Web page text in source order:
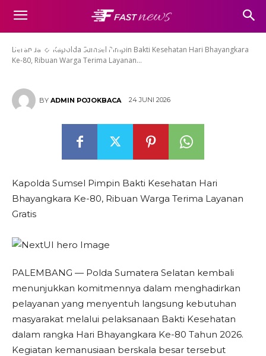
Beranda
Kapolda Sumsel Pimpin Bakti Kesehatan Hari Bhayangkara
Ke-80, Ribuan Warga Terima Layanan...
Kesehatan Hari Bhayangkara
Ke-80, Ribuan Warga Terima
Layanan Gratis
BY ADMIN POJOKBACA 24 JUNI 2026
Kapolda Sumsel Pimpin Bakti Kesehatan Hari
Bhayangkara Ke-80, Ribuan Warga Terima Layanan
Gratis
PALEMBANG — Polda Sumatera Selatan kembali
menunjukkan komitmennya dalam menghadirkan
pelayanan yang menyentuh langsung kebutuhan
masyarakat melalui pelaksanaan Bakti Kesehatan
dalam rangka Hari Bhayangkara Ke-80 Tahun 2026.
Kegiatan kemanusiaan berskala besar tersebut